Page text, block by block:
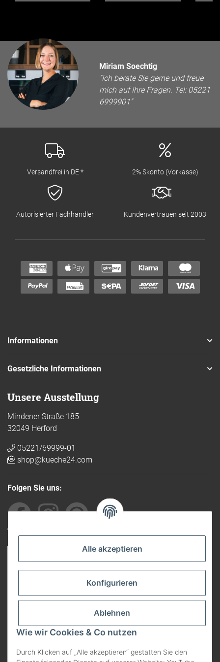
Alle akzeptieren
Konfigurieren
Ablehnen
Wie wir Cookies & Co nutzen
Durch Klicken auf „Alle akzeptieren“ gestatten Sie den
Miriam Soechtig
"Ich berate Sie gerne und freue
mich auf Ihre Fragen. Tel: 05221
6999901"
Versandfrei in DE * 2% Skonto (Vorkasse)
Autorisierter Fachhändler Kundenvertrauen seit 2003
Informationen
Gesetzliche Informationen
Unsere Ausstellung
Mindener Straße 185
32049 Herford
05221/69999-01
shop@kueche24.com
Folgen Sie uns:
Von anderen empfohlen